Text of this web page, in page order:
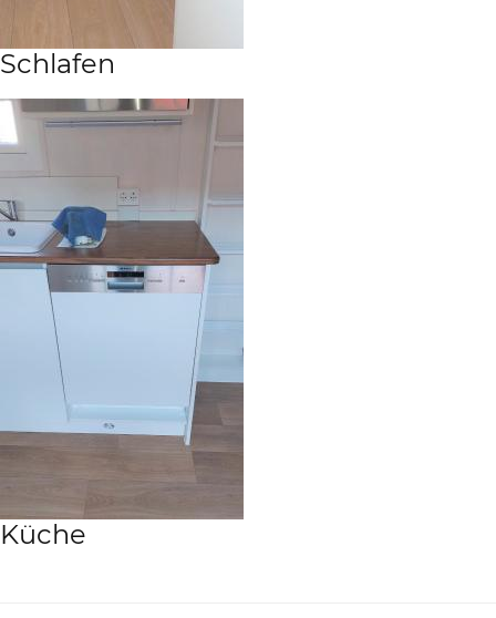
Schlafen
Küche